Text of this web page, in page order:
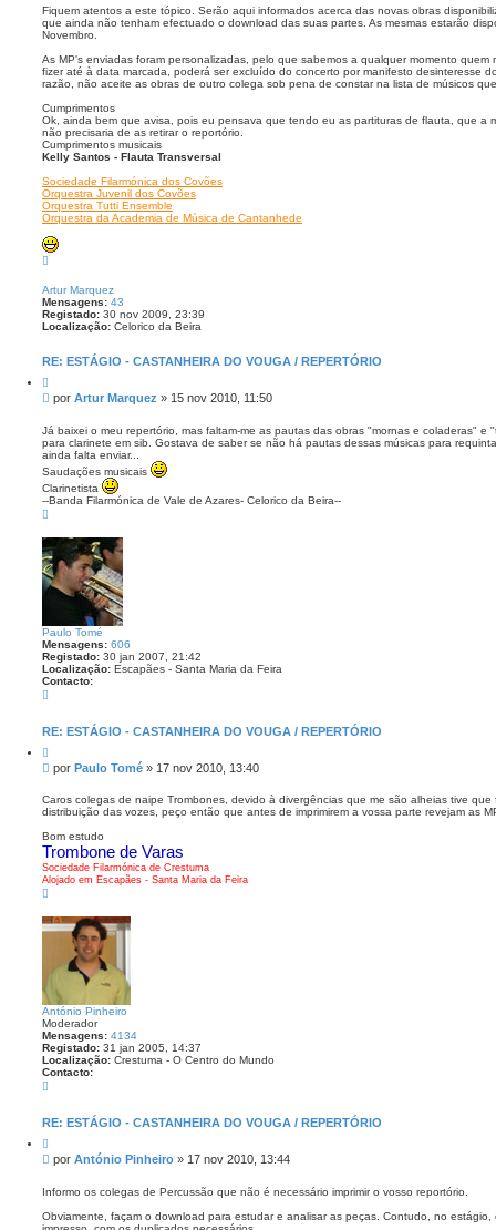
m
Fiquem atentos a este tópico. Serão aqui informados acerca das novas obras
que ainda não tenham efectuado o download das suas partes. As mesmas estarão
Novembro.
As MP's enviadas foram personalizadas, pelo que sabemos a qualquer momento
fizer até à data marcada, poderá ser excluído do concerto por manifesto desinteresse
razão, não aceite as obras de outro colega sob pena de constar na lista de músicos
Cumprimentos
Ok, ainda bem que avisa, pois eu pensava que tendo eu as partituras de flauta, que a
não precisaria de as retirar o reportório.
Cumprimentos musicais
Kelly Santos - Flauta Transversal
Sociedade Filarmónica dos Covões
Orquestra Juvenil dos Covões
Orquestra Tutti Ensemble
Orquestra da Academia de Música de Cantanhede
o
Artur Marquez
Mensagens: 43
Registado: 30 nov 2009, 23:39
Localização: Celorico da Beira
RE: ESTÁGIO - CASTANHEIRA DO VOUGA / REPERTÓRIO
i
t
r
M
n
s
a
g
e
m
por Artur Marquez » 15 nov 2010, 11:50
Já baixei o meu repertório, mas faltam-me as pautas das obras "mornas e coladeras" e
para clarinete em sib. Gostava de saber se não há pautas dessas músicas para
ainda falta enviar...
Saudações musicais
Clarinetista
--Banda Filarmónica de Vale de Azares- Celorico da Beira--
p
o
Paulo Tomé
Mensagens: 606
Registado: 30 jan 2007, 21:42
Localização: Escapães - Santa Maria da Feira
Contacto:
t
t
o
a
u
o
T
o
m
é
RE: ESTÁGIO - CASTANHEIRA DO VOUGA / REPERTÓRIO
i
t
r
M
n
s
g
e
m
por Paulo Tomé » 17 nov 2010, 13:40
Caros colegas de naipe Trombones, devido à divergências que me são alheias tive
distribuição das vozes, peço então que antes de imprimirem a vossa parte revejam as
Bom estudo
Trombone de Varas
Sociedade Filarmónica de Crestuma
Alojado em Escapães - Santa Maria da Feira
p
o
António Pinheiro
Moderador
Mensagens: 4134
Registado: 31 jan 2005, 14:37
Localização: Crestuma - O Centro do Mundo
Contacto:
t
t
o
n
ó
RE: ESTÁGIO - CASTANHEIRA DO VOUGA / REPERTÓRIO
i
t
r
M
n
a
por António Pinheiro » 17 nov 2010, 13:44
Informo os colegas de Percussão que não é necessário imprimir o vosso reportório.
Obviamente, façam o download para estudar e analisar as peças. Contudo, no